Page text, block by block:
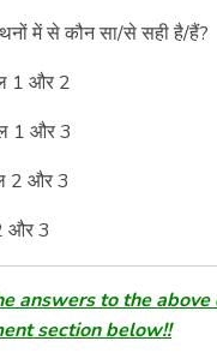
में से कौन सा/से सही है/हैं?
1 और 2
1 और 3
2 और 3
और 3
answers to the above
section below!!